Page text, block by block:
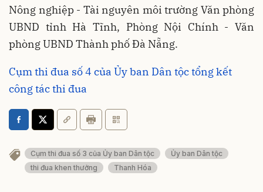
Nông nghiệp - Tài nguyên môi trường Văn phòng
UBND tỉnh Hà Tĩnh, Phòng Nội Chính - Văn
phòng UBND Thành phố Đà Nẵng.
Cụm thi đua số 4 của Ủy ban Dân tộc tổng kết
công tác thi đua
Cụm thi đua số 3 của Ủy ban Dân tộc
Ủy ban Dân tộc
thi đua khen thưởng
Thanh Hóa